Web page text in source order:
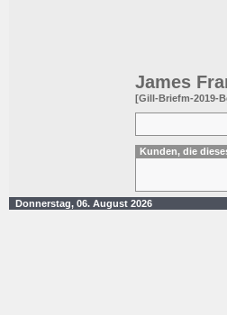
James
[Gill-Briefm-2019-
Kunden, die
Donnerstag, 06. August 2026